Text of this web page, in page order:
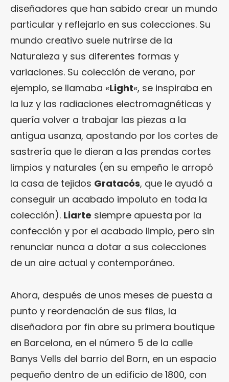
diseñadores que han sabido crear un mundo
particular y reflejarlo en sus colecciones. Su
mundo creativo suele nutrirse de la
Naturaleza y sus diferentes formas y
variaciones. Su colección de verano, por
ejemplo, se llamaba «Light«, se inspiraba en
la luz y las radiaciones electromagnéticas y
quería volver a trabajar las piezas a la
antigua usanza, apostando por los cortes de
sastrería que le dieran a las prendas cortes
limpios y naturales (en su empeño le arropó
la casa de tejidos Gratacós, que le ayudó a
conseguir un acabado impoluto en toda la
colección). Liarte siempre apuesta por la
confección y por el acabado limpio, pero sin
renunciar nunca a dotar a sus colecciones
de un aire actual y contemporáneo.
Ahora, después de unos meses de puesta a
punto y reordenación de sus filas, la
diseñadora por fin abre su primera boutique
en Barcelona, en el número 5 de la calle
Banys Vells del barrio del Born, en un espacio
pequeño dentro de un edificio de 1800, con